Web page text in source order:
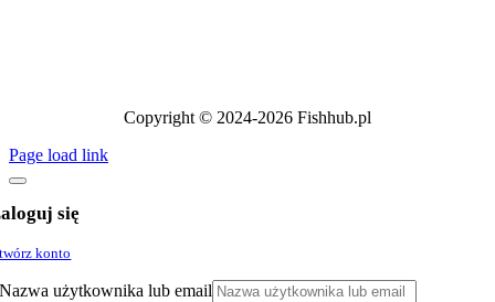
Copyright © 2024-2026 Fishhub.pl
Page load link
się
konto
Nazwa użytkownika lub email